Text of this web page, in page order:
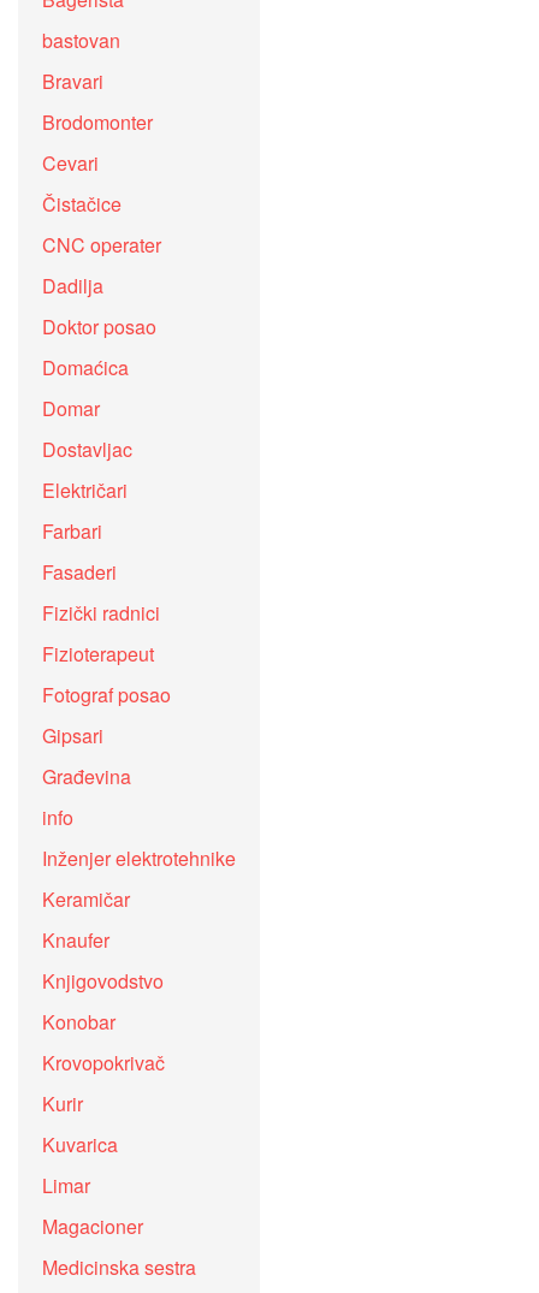
bastovan
Bravari
Brodomonter
Cevari
Čistačice
CNC operater
Dadilja
Doktor posao
Domaćica
Domar
Dostavljac
Električari
Farbari
Fasaderi
Fizički radnici
Fizioterapeut
Fotograf posao
Gipsari
Građevina
info
Inženjer elektrotehnike
Keramičar
Knaufer
Knjigovodstvo
Konobar
Krovopokrivač
Kurir
Kuvarica
Limar
Magacioner
Medicinska sestra